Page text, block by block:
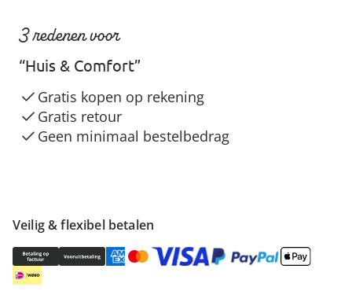
Veilig & flexibel betalen
3 redenen voor
“Huis & Comfort”
Gratis kopen op rekening
Gratis retour
Geen minimaal bestelbedrag